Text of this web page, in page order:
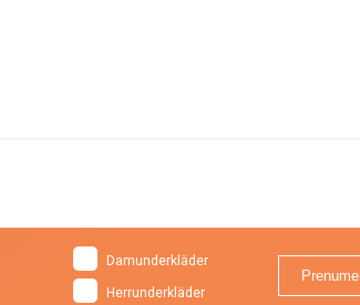
Damunderkläder
Herrunderkläder